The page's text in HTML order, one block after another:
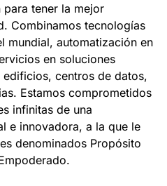
tener la mejor
Combinamos tecnologías
mundial, automatización en
en soluciones
centros de datos,
Estamos comprometidos
infinitas de una
e innovadora, a la que le
denominados Propósito